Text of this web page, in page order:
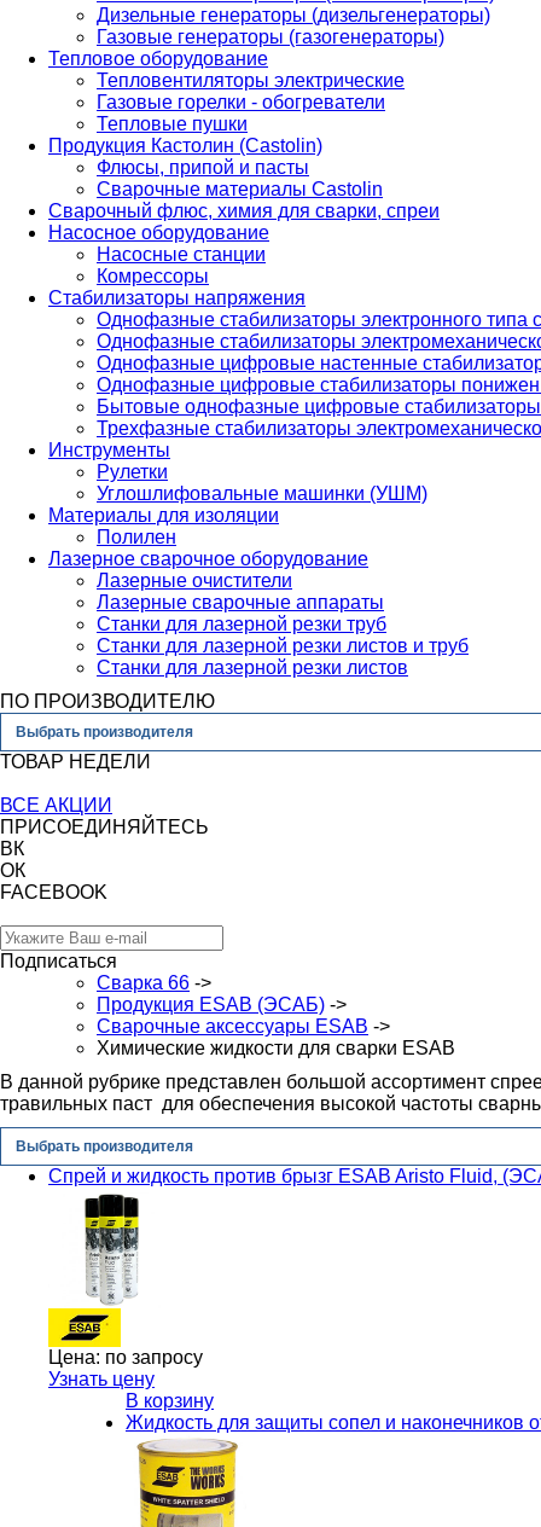
Дизельные генераторы (дизельгенераторы)
Газовые генераторы (газогенераторы)
Тепловое оборудование
Тепловентиляторы электрические
Газовые горелки - обогреватели
Тепловые пушки
Продукция Кастолин (Castolin)
Флюсы, припой и пасты
Сварочные материалы Castolin
Сварочный флюс, химия для сварки, спреи
Насосное оборудование
Насосные станции
Комрессоры
Стабилизаторы напряжения
Однофазные стабилизаторы электронного
Однофазные стабилизаторы
Однофазные цифровые настенные
Однофазные цифровые стабилизаторы
Бытовые однофазные цифровые стабилизаторы
Трехфазные стабилизаторы
Инструменты
Рулетки
Углошлифовальные машинки (УШМ)
Материалы для изоляции
Полилен
Лазерное сварочное оборудование
Лазерные очистители
Лазерные сварочные аппараты
Станки для лазерной резки труб
Станки для лазерной резки листов и труб
Станки для лазерной резки листов
ПО ПРОИЗВОДИТЕЛЮ
Выбрать производителя
ТОВАР НЕДЕЛИ
ВСЕ АКЦИИ
ПРИСОЕДИНЯЙТЕСЬ
ВК
ОК
FACEBOOK
Подписаться
Сварка 66 ->
Продукция ESAB (ЭСАБ) ->
Сварочные аксессуары ESAB ->
Химические жидкости для сварки ESAB
В данной рубрике представлен большой ассортимент
травильных паст для обеспечения высокой частоты
Выбрать производителя
Спрей и жидкость против брызг ESAB Aristo Fluid,
Цена: по запросу
Узнать цену
В корзину
Жидкость для защиты сопел и наконечников